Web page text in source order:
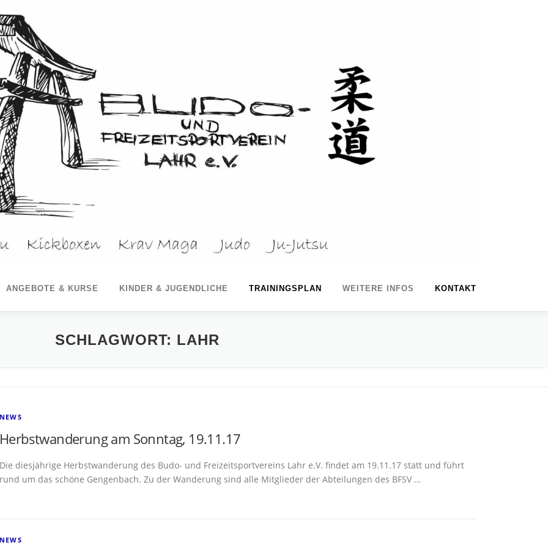
ANGEBOTE & KURSE KINDER & JUGENDLICHE TRAININGSPLAN WEITERE INFOS KONTAKT
SCHLAGWORT: LAHR
NEWS
Herbstwanderung am Sonntag, 19.11.17
Die diesjährige Herbstwanderung des Budo- und Freizeitsportvereins Lahr e.V. findet am 19.11.17 statt und führt
rund um das schöne Gengenbach. Zu der Wanderung sind alle Mitglieder der Abteilungen des BFSV …
NEWS